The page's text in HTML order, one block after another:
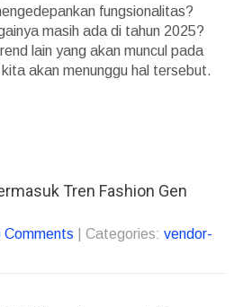
fungsionalitas?
masih ada di tahun 2025?
lain yang akan muncul pada
akan menunggu hal tersebut.
Tren Fashion Gen
Comments | Categories: vendor-